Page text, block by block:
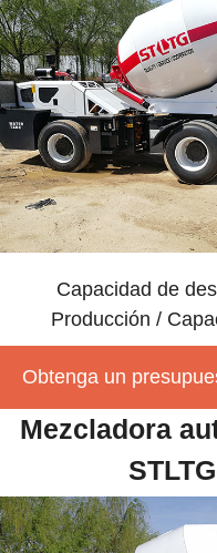
Capacidad de
Producción /
Obtenga un
Mezcladora